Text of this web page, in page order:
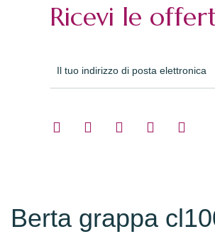
Ricevi le
Berta grappa